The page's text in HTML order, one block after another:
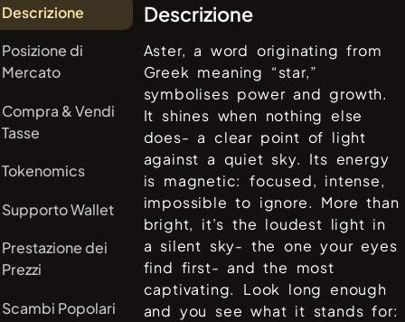
Descrizione
Posizione di
Mercato
Compra & Vendi
Tasse
Tokenomics
Supporto Wallet
Prestazione dei
Prezzi
Scambi Popolari
Descrizione
Aster, a word originating from
Greek meaning “star,”
symbolises power and growth.
It shines when nothing else
does- a clear point of light
against a quiet sky. Its energy
is magnetic: focused, intense,
impossible to ignore. More than
bright, it’s the loudest light in
a silent sky- the one your eyes
find first- and the most
captivating. Look long enough
and you see what it stands for: